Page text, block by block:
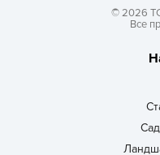
© 2026
Все